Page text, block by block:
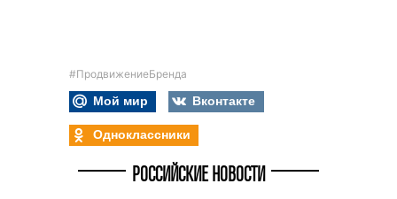
#ПродвижениеБренда
Мой мир
Вконтакте
Одноклассники
РОССИЙСКИЕ НОВОСТИ